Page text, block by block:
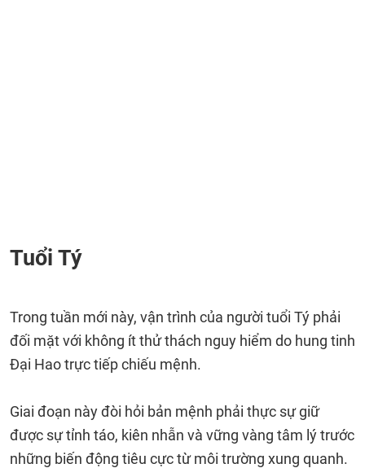
Tuổi Tý
Trong tuần mới này, vận trình của người tuổi Tý phải
đối mặt với không ít thử thách nguy hiểm do hung tinh
Đại Hao trực tiếp chiếu mệnh.
Giai đoạn này đòi hỏi bản mệnh phải thực sự giữ
được sự tỉnh táo, kiên nhẫn và vững vàng tâm lý trước
những biến động tiêu cực từ môi trường xung quanh.